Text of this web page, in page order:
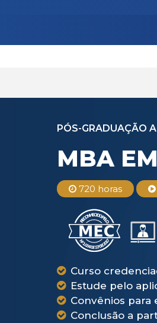
PÓS-GRADUAÇÃO
MBA
720 horas
Curso
Estude pelo
Convênios para
Conclusão a